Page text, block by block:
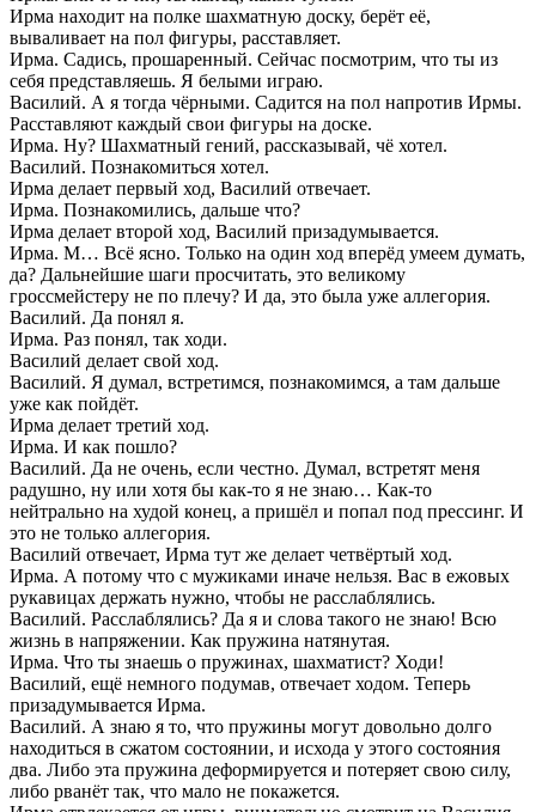
Ирма находит на полке шахматную доску, берёт её,
вываливает на пол фигуры, расставляет.
Ирма. Садись, прошаренный. Сейчас посмотрим, что ты из
себя представляешь. Я белыми играю.
Василий. А я тогда чёрными. Садится на пол напротив Ирмы.
Расставляют каждый свои фигуры на доске.
Ирма. Ну? Шахматный гений, рассказывай, чё хотел.
Василий. Познакомиться хотел.
Ирма делает первый ход, Василий отвечает.
Ирма. Познакомились, дальше что?
Ирма делает второй ход, Василий призадумывается.
Ирма. М… Всё ясно. Только на один ход вперёд умеем думать,
да? Дальнейшие шаги просчитать, это великому
гроссмейстеру не по плечу? И да, это была уже аллегория.
Василий. Да понял я.
Ирма. Раз понял, так ходи.
Василий делает свой ход.
Василий. Я думал, встретимся, познакомимся, а там дальше
уже как пойдёт.
Ирма делает третий ход.
Ирма. И как пошло?
Василий. Да не очень, если честно. Думал, встретят меня
радушно, ну или хотя бы как-то я не знаю… Как-то
нейтрально на худой конец, а пришёл и попал под прессинг. И
это не только аллегория.
Василий отвечает, Ирма тут же делает четвёртый ход.
Ирма. А потому что с мужиками иначе нельзя. Вас в ежовых
рукавицах держать нужно, чтобы не расслаблялись.
Василий. Расслаблялись? Да я и слова такого не знаю! Всю
жизнь в напряжении. Как пружина натянутая.
Ирма. Что ты знаешь о пружинах, шахматист? Ходи!
Василий, ещё немного подумав, отвечает ходом. Теперь
призадумывается Ирма.
Василий. А знаю я то, что пружины могут довольно долго
находиться в сжатом состоянии, и исхода у этого состояния
два. Либо эта пружина деформируется и потеряет свою силу,
либо рванёт так, что мало не покажется.